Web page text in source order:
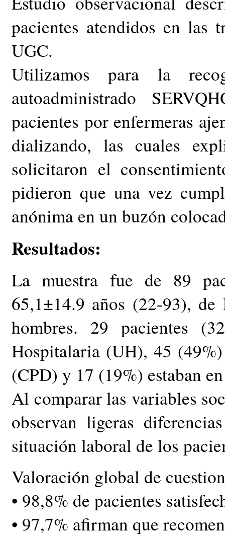
pacientes atendidos en las
UGC.
Utilizamos para la
autoadministrado
pacientes por enfermeras
dializando, las cuales
solicitaron el
pidieron que una vez
anónima en un buzón
Resultados:
La muestra fue de 89
65,1±14.9 años (22-93),
hombres. 29 pacientes
Hospitalaria (UH), 45
(CPD) y 17 (19%) estaban
Al comparar las variables
observan ligeras
situación laboral de los
Valoración global de
• 98,8% de pacientes
• 97,7% afirman que